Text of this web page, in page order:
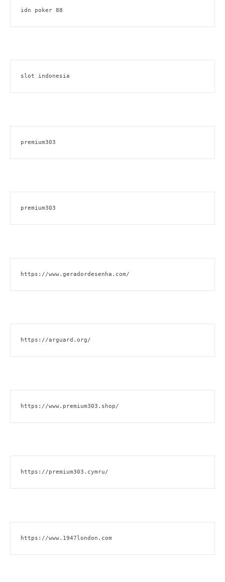
idn poker 88
slot indonesia
premium303
premium303
https://www.geradordesenha.com/
https://arguard.org/
https://www.premium303.shop/
https://premium303.cymru/
https://www.1947london.com